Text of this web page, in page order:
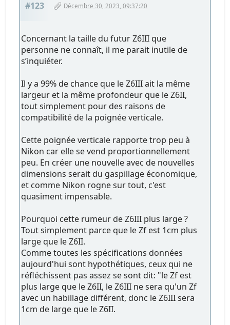
#123 Décembre 30, 2023, 09:37:20
Concernant la taille du futur Z6III que
personne ne connaît, il me parait inutile de
s’inquiéter.
Il y a 99% de chance que le Z6III ait la même
largeur et la même profondeur que le Z6II,
tout simplement pour des raisons de
compatibilité de la poignée verticale.
Cette poignée verticale rapporte trop peu à
Nikon car elle se vend proportionnellement
peu. En créer une nouvelle avec de nouvelles
dimensions serait du gaspillage économique,
et comme Nikon rogne sur tout, c'est
quasiment impensable.
Pourquoi cette rumeur de Z6III plus large ?
Tout simplement parce que le Zf est 1cm plus
large que le Z6II.
Comme toutes les spécifications données
aujourd'hui sont hypothétiques, ceux qui ne
réfléchissent pas assez se sont dit: "le Zf est
plus large que le Z6II, le Z6III ne sera qu'un Zf
avec un habillage différent, donc le Z6III sera
1cm de large que le Z6II.